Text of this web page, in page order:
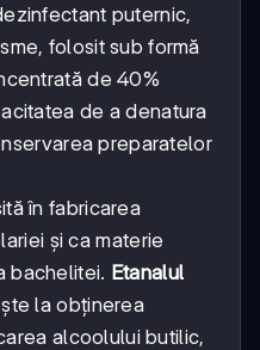
puternic,
folosit sub formă
de 40%
de a denatura
preparatelor
în fabricarea
și ca materie
bachelitei. Etanalul
la obținerea
alcoolului butilic,